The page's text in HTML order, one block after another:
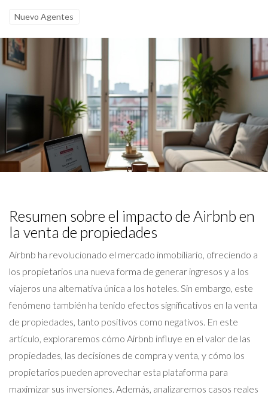
Nuevo Agentes
Resumen sobre el impacto de Airbnb en
la venta de propiedades
Airbnb ha revolucionado el mercado inmobiliario, ofreciendo a
los propietarios una nueva forma de generar ingresos y a los
viajeros una alternativa única a los hoteles. Sin embargo, este
fenómeno también ha tenido efectos significativos en la venta
de propiedades, tanto positivos como negativos. En este
artículo, exploraremos cómo Airbnb influye en el valor de las
propiedades, las decisiones de compra y venta, y cómo los
propietarios pueden aprovechar esta plataforma para
maximizar sus inversiones. Además, analizaremos casos reales